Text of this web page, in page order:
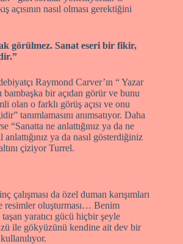
açısının nasıl olması gerektiğini
görülmez. Sanat eseri bir fikir,
Raymond Carver’ın “ Yazar
bambaşka bir açıdan görür ve bunu
olan o farklı görüş açısı ve onu
tanımlamasını anımsatıyor. Daha
“Sanatta ne anlattığınız ya da ne
ya da nasıl gösterdiğiniz
çiziyor Turrel.
çalışması da özel duman karışımları
resimler oluşturması… Benim
yaratıcı gücü hiçbir şeyle
ile gökyüzünü kendine ait dev bir